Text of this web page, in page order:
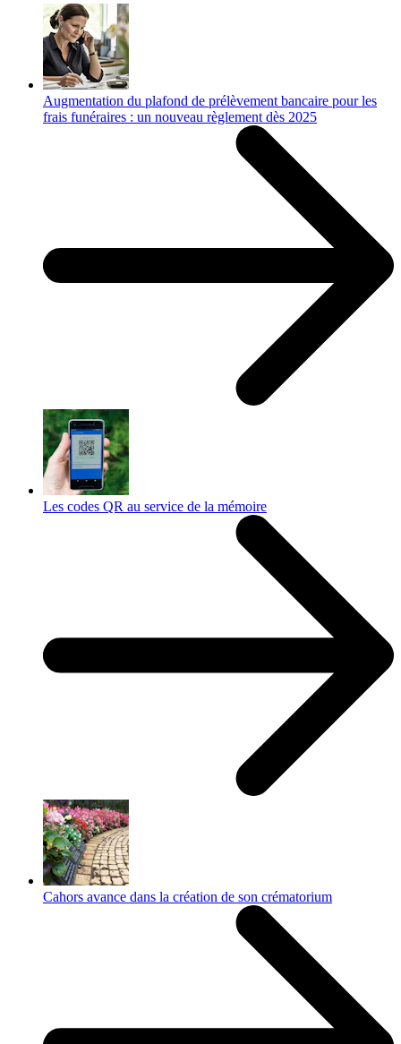
Augmentation du plafond de prélèvement bancaire pour les
frais funéraires : un nouveau règlement dès 2025
Les codes QR au service de la mémoire
Cahors avance dans la création de son crématorium